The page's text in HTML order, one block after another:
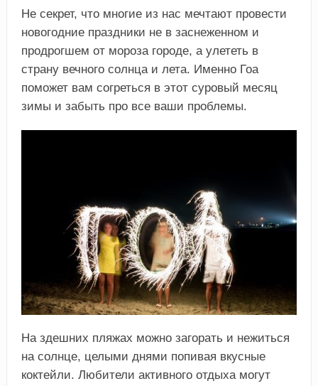
Не секрет, что многие из нас мечтают провести
новогодние праздники не в заснеженном и
продрогшем от мороза городе, а улететь в
страну вечного солнца и лета. Именно Гоа
поможет вам согреться в этот суровый месяц
зимы и забыть про все ваши проблемы.
На здешних пляжах можно загорать и нежиться
на солнце, целыми днями попивая вкусные
коктейли. Любители активного отдыха могут